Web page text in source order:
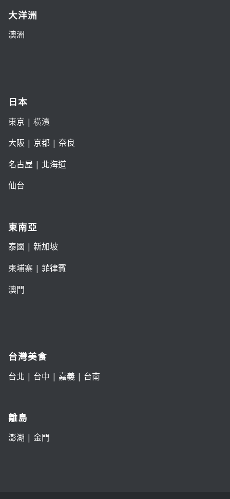
大洋洲
澳洲
日本
東京 | 橫濱
大阪 | 京都| 奈良
名古屋 | 北海道
仙台
東南亞
泰國 | 新加坡
柬埔寨 | 菲律賓
澳門
台灣美食
台北 | 台中 | 嘉義| 台南
離島
澎湖 | 金門